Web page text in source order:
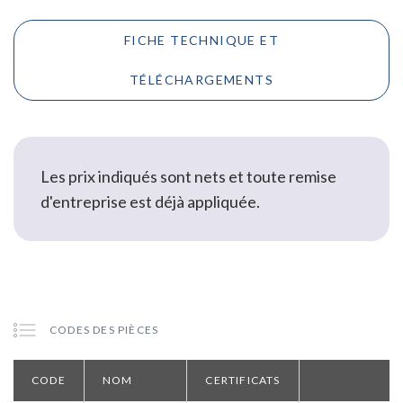
FICHE TECHNIQUE ET
TÉLÉCHARGEMENTS
Les prix indiqués sont nets et toute remise
d'entreprise est déjà appliquée.
CODES DES PIÈCES
CODE NOM CERTIFICATS